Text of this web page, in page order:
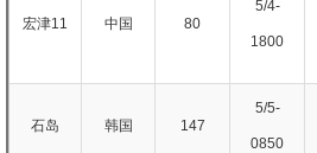
宏津11 中国 80
5/4-
1800
石岛 韩国 147
5/5-
0850